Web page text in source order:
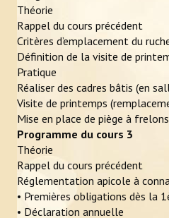
Obligations légales
Assurance et déclaration de
En pratique
Zone de butinage
Où trouver un apiculteur ?
ÉVÉNEMENTS
Théorie
Rappel du cours précédent
Critères d’emplacement du
Définition de la visite de
Pratique
Réaliser des cadres bâtis (en
Visite de printemps
Mise en place de piège à
Programme du cours 3
Théorie
Rappel du cours précédent
Réglementation apicole à
• Premières obligations dès la
• Déclaration annuelle